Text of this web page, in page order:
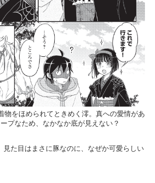
物をほめられてときめく澪。真への愛情があ
プなため、なかなか底が見えない？
た目はまさに豚なのに、なぜか可愛らしい